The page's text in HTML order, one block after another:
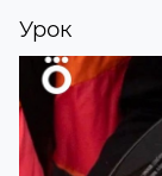
Урок